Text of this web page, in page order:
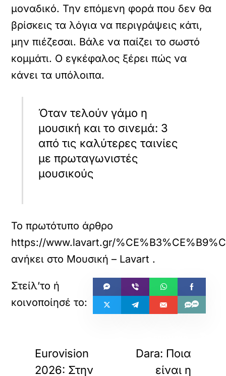
μοναδικό. Την επόμενη φορά που δεν θα
βρίσκεις τα λόγια να περιγράψεις κάτι,
μην πιέζεσαι. Βάλε να παίζει το σωστό
κομμάτι. Ο εγκέφαλος ξέρει πώς να
κάνει τα υπόλοιπα.
Όταν τελούν γάμο η
μουσική και το σινεμά: 3
από τις καλύτερες ταινίες
με πρωταγωνιστές
μουσικούς
Το πρωτότυπο άρθρο
https://www.lavart.gr/
ανήκει στο Μουσική – Lavart .
Eurovision
2026: Στην
Dara: Ποια
είναι η